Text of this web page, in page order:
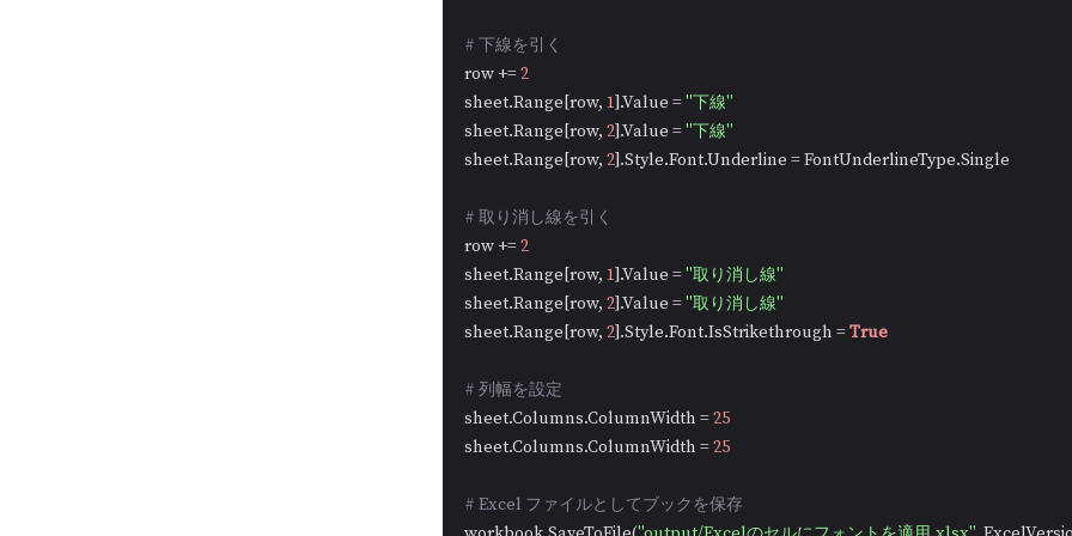
# 下線を引く
row += 2
sheet.Range[row, 1].Value = "下線"
sheet.Range[row, 2].Value = "下線"
sheet.Range[row, 2].Style.Font.Underline = FontUnderlineType.Single
# 取り消し線を引く
row += 2
sheet.Range[row, 1].Value = "取り消し線"
sheet.Range[row, 2].Value = "取り消し線"
sheet.Range[row, 2].Style.Font.IsStrikethrough = True
# 列幅を設定
sheet.Columns.ColumnWidth = 25
sheet.Columns.ColumnWidth = 25
# Excel ファイルとしてブックを保存